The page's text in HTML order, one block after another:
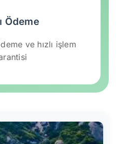
Ödeme
ve hızlı işlem